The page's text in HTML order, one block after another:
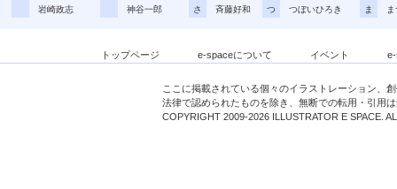
岩崎政志
神谷一郎
さ
斉藤好和
つ
つぼいひろき
ま
トップページ e-spaceについて イベント
ここに掲載されている個々のイラストレーション、
法律で認められたものを除き、無断での転用・引用
COPYRIGHT 2009-2026 ILLUSTRATOR E SPACE.